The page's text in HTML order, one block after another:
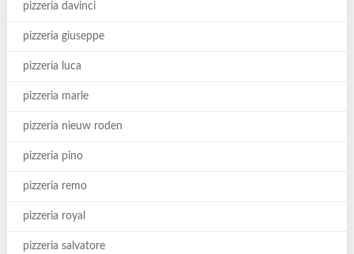
pizzeria davinci
pizzeria giuseppe
pizzeria luca
pizzeria marle
pizzeria nieuw roden
pizzeria pino
pizzeria remo
pizzeria royal
pizzeria salvatore